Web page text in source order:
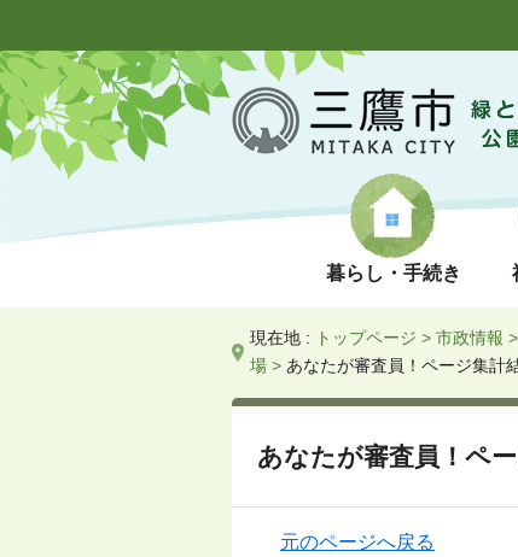
暮らし・手続き
現在地 : トップページ > 市政情報 >
場 > あなたが審査員！ページ集計
あなたが審査員！ペ
元のページへ戻る